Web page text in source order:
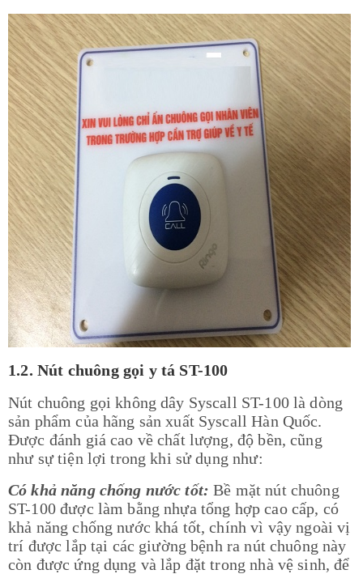
1.2. Nút chuông gọi y tá ST-100
Nút chuông gọi không dây Syscall ST-100 là dòng
sản phẩm của hãng sản xuất Syscall Hàn Quốc.
Được đánh giá cao về chất lượng, độ bền, cũng
như sự tiện lợi trong khi sử dụng như:
Có khả năng chống nước tốt: Bề mặt nút chuông
ST-100 được làm bằng nhựa tổng hợp cao cấp, có
khả năng chống nước khá tốt, chính vì vậy ngoài vị
trí được lắp tại các giường bệnh ra nút chuông này
còn được ứng dụng và lắp đặt trong nhà vệ sinh, để